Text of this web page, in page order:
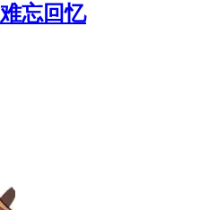
忘回忆